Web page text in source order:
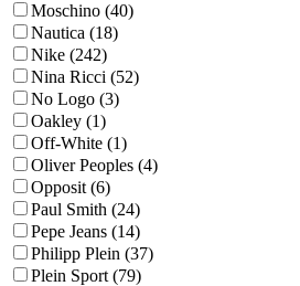
Moschino (40)
Nautica (18)
Nike (242)
Nina Ricci (52)
No Logo (3)
Oakley (1)
Off-White (1)
Oliver Peoples (4)
Opposit (6)
Paul Smith (24)
Pepe Jeans (14)
Philipp Plein (37)
Plein Sport (79)